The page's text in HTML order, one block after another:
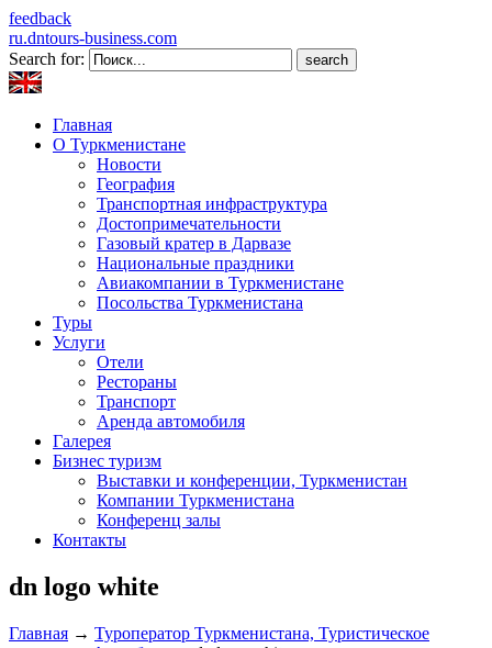
feedback
ru.dntours-business.com
Search for:
Главная
О Туркменистане
Новости
География
Транспортная инфраструктура
Достопримечательности
Газовый кратер в Дарвазе
Национальные праздники
Авиакомпании в Туркменистане
Посольства Туркменистана
Туры
Услуги
Отели
Рестораны
Транспорт
Аренда автомобиля
Галерея
Бизнес туризм
Выставки и конференции, Туркменистан
Компании Туркменистана
Конференц залы
Контакты
dn logo white
Главная → Туроператор Туркменистана, Туристическое